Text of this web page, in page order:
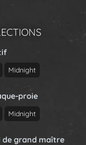
Midnight
proie
Midnight
de grand maître